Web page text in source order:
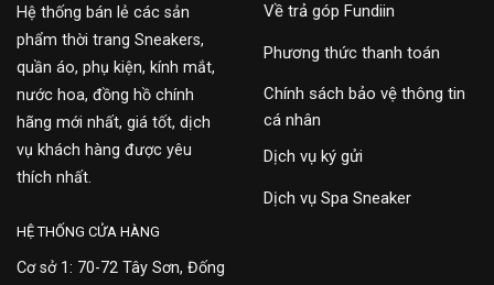
Hệ thống bán lẻ các sản
phẩm thời trang Sneakers,
quần áo, phụ kiện, kính mắt,
nước hoa, đồng hồ chính
hãng mới nhất, giá tốt, dịch
vụ khách hàng được yêu
thích nhất.
Về trả góp Fundiin
Phương thức thanh toán
Chính sách bảo vệ thông tin
cá nhân
Dịch vụ ký gửi
Dịch vụ Spa Sneaker
HỆ THỐNG CỬA HÀNG
Cơ sở 1: 70-72 Tây Sơn, Đống